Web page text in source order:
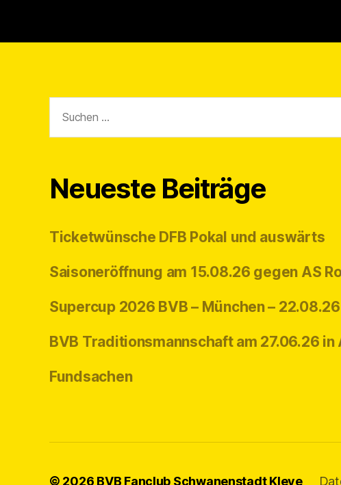
nach:
Neueste Beiträge
Ticketwünsche DFB Pokal und auswärts
Saisoneröffnung am 15.08.26 gegen AS
Supercup 2026 BVB – München – 22.08.26
BVB Traditionsmannschaft am 27.06.26 in
Fundsachen
© 2026 BVB Fanclub Schwanenstadt Kleve